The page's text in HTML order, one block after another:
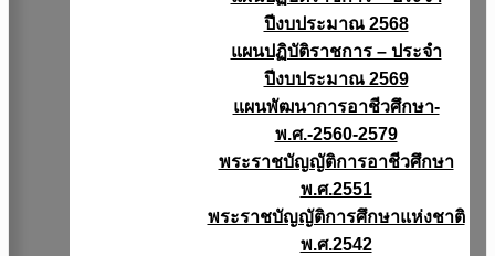
ปีงบประมาณ 2568
แผนปฏิบัติราชการ – ประจำ
ปีงบประมาณ 2569
แผนพัฒนาการอาชีวศึกษา-
พ.ศ.-2560-2579
พระราชบัญญัติการอาชีวศึกษา
พ.ศ.2551
พระราชบัญญัติการศึกษาแห่งชาติ
พ.ศ.2542